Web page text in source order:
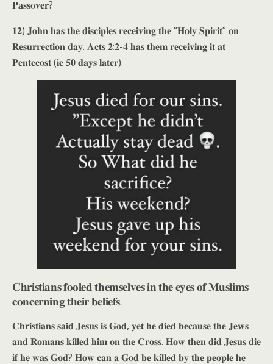
𝐏𝐚𝐬𝐬𝐨𝐯𝐞𝐫?
𝟏𝟐) 𝐉𝐨𝐡𝐧 𝐡𝐚𝐬 𝐭𝐡𝐞 𝐝𝐢𝐬𝐜𝐢𝐩𝐥𝐞𝐬 𝐫𝐞𝐜𝐞𝐢𝐯𝐢𝐧𝐠 𝐭𝐡𝐞 “𝐇𝐨𝐥𝐲 𝐒𝐩𝐢𝐫𝐢𝐭” 𝐨𝐧
𝐑𝐞𝐬𝐮𝐫𝐫𝐞𝐜𝐭𝐢𝐨𝐧 𝐝𝐚𝐲. 𝐀𝐜𝐭𝐬 𝟐:𝟐-𝟒 𝐡𝐚𝐬 𝐭𝐡𝐞𝐦 𝐫𝐞𝐜𝐞𝐢𝐯𝐢𝐧𝐠 𝐢𝐭 𝐚𝐭
𝐏𝐞𝐧𝐭𝐞𝐜𝐨𝐬𝐭 (𝐢𝐞 𝟓𝟎 𝐝𝐚𝐲𝐬 𝐥𝐚𝐭𝐞𝐫).
𝐂𝐡𝐫𝐢𝐬𝐭𝐢𝐚𝐧𝐬 𝐟𝐨𝐨𝐥𝐞𝐝 𝐭𝐡𝐞𝐦𝐬𝐞𝐥𝐯𝐞𝐬 𝐢𝐧 𝐭𝐡𝐞 𝐞𝐲𝐞𝐬 𝐨𝐟 𝐌𝐮𝐬𝐥𝐢𝐦𝐬
𝐜𝐨𝐧𝐜𝐞𝐫𝐧𝐢𝐧𝐠 𝐭𝐡𝐞𝐢𝐫 𝐛𝐞𝐥𝐢𝐞𝐟𝐬.
𝐂𝐡𝐫𝐢𝐬𝐭𝐢𝐚𝐧𝐬 𝐬𝐚𝐢𝐝 𝐉𝐞𝐬𝐮𝐬 𝐢𝐬 𝐆𝐨𝐝, 𝐲𝐞𝐭 𝐡𝐞 𝐝𝐢𝐞𝐝 𝐛𝐞𝐜𝐚𝐮𝐬𝐞 𝐭𝐡𝐞 𝐉𝐞𝐰𝐬
𝐚𝐧𝐝 𝐑𝐨𝐦𝐚𝐧𝐬 𝐤𝐢𝐥𝐥𝐞𝐝 𝐡𝐢𝐦 𝐨𝐧 𝐭𝐡𝐞 𝐂𝐫𝐨𝐬𝐬. 𝐇𝐨𝐰 𝐭𝐡𝐞𝐧 𝐝𝐢𝐝 𝐉𝐞𝐬𝐮𝐬 𝐝𝐢𝐞
𝐢𝐟 𝐡𝐞 𝐰𝐚𝐬 𝐆𝐨𝐝? 𝐇𝐨𝐰 𝐜𝐚𝐧 𝐚 𝐆𝐨𝐝 𝐛𝐞 𝐤𝐢𝐥𝐥𝐞𝐝 𝐛𝐲 𝐭𝐡𝐞 𝐩𝐞𝐨𝐩𝐥𝐞 𝐡𝐞